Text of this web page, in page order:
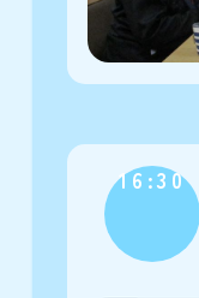
16:30